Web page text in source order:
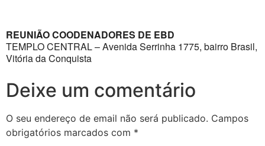
REUNIÃO COODENADORES DE EBD
TEMPLO CENTRAL – Avenida Serrinha 1775, bairro Brasil,
Vitória da Conquista
Deixe um comentário
O seu endereço de email não será publicado. Campos
obrigatórios marcados com *